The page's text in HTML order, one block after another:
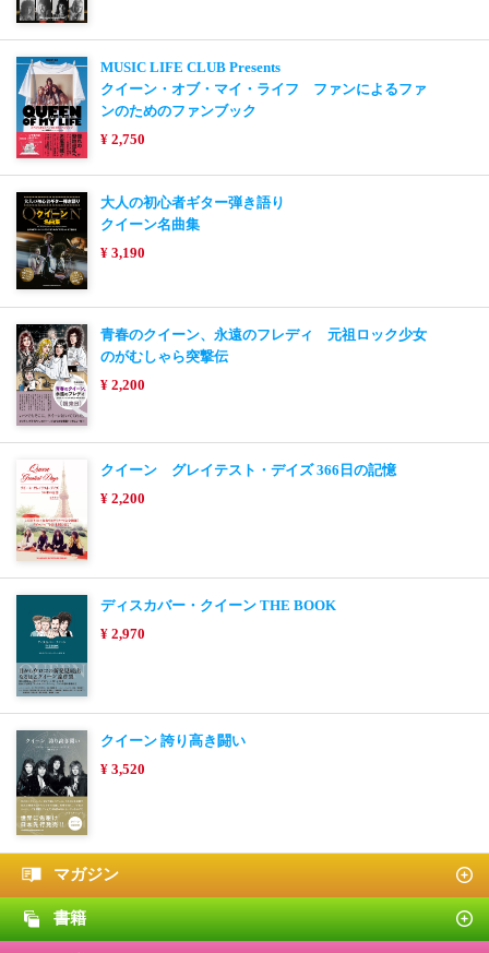
MUSIC LIFE CLUB Presents
クイーン・オブ・マイ・ライフ ファンによるファ
ンのためのファンブック
¥ 2,750
大人の初心者ギター弾き語り
クイーン名曲集
¥ 3,190
青春のクイーン、永遠のフレディ 元祖ロック少女
のがむしゃら突撃伝
¥ 2,200
クイーン グレイテスト・デイズ 366日の記憶
¥ 2,200
ディスカバー・クイーン THE BOOK
¥ 2,970
クイーン 誇り高き闘い
¥ 3,520
マガジン
書籍